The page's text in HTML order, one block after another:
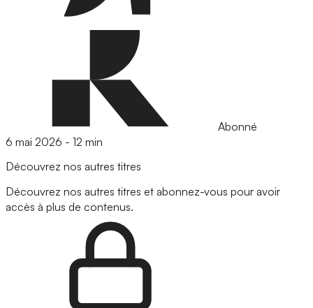
Abonné
6 mai 2026 - 12 min
Découvrez nos autres titres
Découvrez nos autres titres et abonnez-vous pour avoir
accès à plus de contenus.